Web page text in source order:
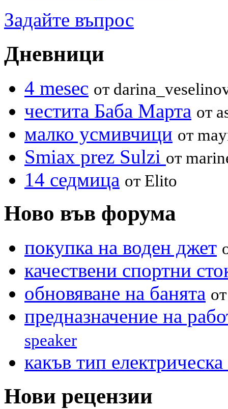
Задайте въпрос
Дневници
4 mesec от
честита Баба Марта от
малко усмивчици от
Smiax prez Sulzi от
14 седмица от Elito
Ново във форума
покупка на воден джет
качествени спортни
обновяване на банята
предназначение на
speaker
какъв тип
Нови рецензии